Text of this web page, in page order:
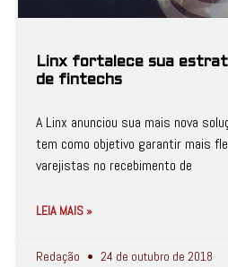
Linx fortalece sua
de fintechs
A Linx anunciou sua mais nova
tem como objetivo garantir mais
varejistas no recebimento de
LEIA MAIS »
Redação 24 de outubro de 2018